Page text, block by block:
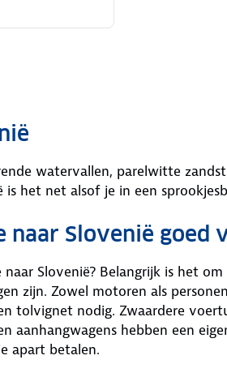
watervallen, parelwitte
is het net alsof je in een
naar Slovenië goed
Slovenië? Belangrijk is het
zijn. Zowel motoren als
tolvignet nodig. Zwaardere
aanhangwagens hebben een
apart betalen.